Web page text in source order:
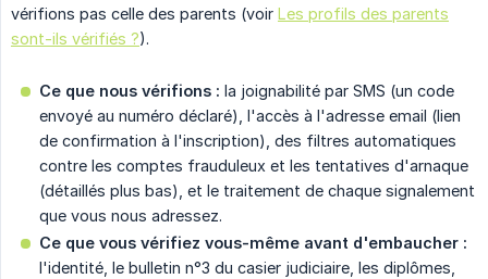
vérifions pas celle des parents (voir Les profils des parents
sont-ils vérifiés ?).
Ce que nous vérifions : la joignabilité par SMS (un code
envoyé au numéro déclaré), l'accès à l'adresse email (lien
de confirmation à l'inscription), des filtres automatiques
contre les comptes frauduleux et les tentatives d'arnaque
(détaillés plus bas), et le traitement de chaque signalement
que vous nous adressez.
Ce que vous vérifiez vous-même avant d'embaucher :
l'identité, le bulletin n°3 du casier judiciaire, les diplômes,